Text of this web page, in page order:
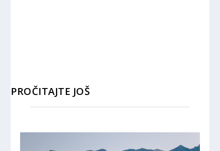
PROČITAJTE JOŠ